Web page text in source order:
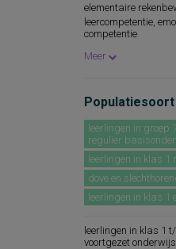
elementaire
leercompetentie,
competentie
Meer
Populatiesoort
leerlingen in groep
regulier
leerlingen in klas 1
dove en
leerlingen in klas 1
leerlingen in klas 1
voortgezet onderwijs